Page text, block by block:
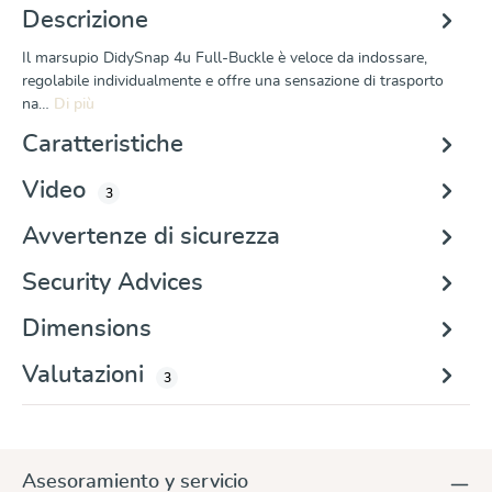
Descrizione
Il marsupio DidySnap 4u Full-Buckle è veloce da indossare,
regolabile individualmente e offre una sensazione di trasporto
na… Di più
Caratteristiche
Video
3
Avvertenze di sicurezza
Security Advices
Dimensions
Valutazioni
3
Asesoramiento y servicio